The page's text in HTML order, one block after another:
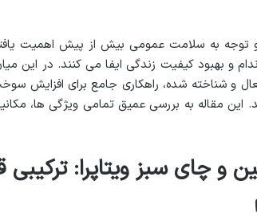
و توجه به سلامت عمومی بیش از پیش اهمیت
و بهبود کیفیت زندگی ایفا می کنند. در این
و شناخته شده، راهکاری جامع برای افزایش
مقاله به بررسی عمیق تمامی ویژگی ها،
و چای سبز ویتاپرا: ترکیبی